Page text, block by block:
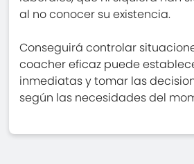
al no conocer su existencia.
Conseguirá controlar
coacher eficaz puede
inmediatas y tomar las
según las necesidades del